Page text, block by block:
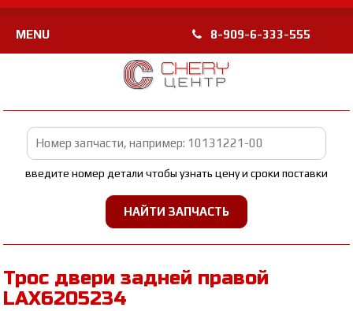
MENU 8-909-6-333-555
введите номер детали чтобы узнать цену и сроки поставки
Трос двери задней правой
LAX6205234